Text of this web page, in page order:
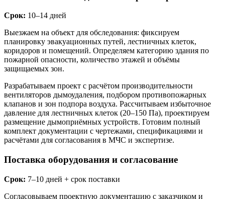
Срок: 10–14 дней
Выезжаем на объект для обследования: фиксируем
планировку эвакуационных путей, лестничных клеток,
коридоров и помещений. Определяем категорию здания по
пожарной опасности, количество этажей и объёмы
защищаемых зон.
Разрабатываем проект с расчётом производительности
вентиляторов дымоудаления, подбором противопожарных
клапанов и зон подпора воздуха. Рассчитываем избыточное
давление для лестничных клеток (20–150 Па), проектируем
размещение дымоприёмных устройств. Готовим полный
комплект документации с чертежами, спецификациями и
расчётами для согласования в МЧС и экспертизе.
Поставка оборудования и согласование
Срок: 7–10 дней + срок поставки
Согласовываем проектную документацию с заказчиком и